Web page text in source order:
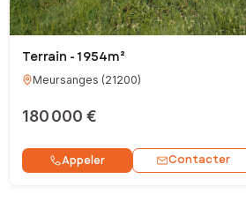
Terrain - 1 954m²
Meursanges (21200)
180 000 €
Appeler Contacter